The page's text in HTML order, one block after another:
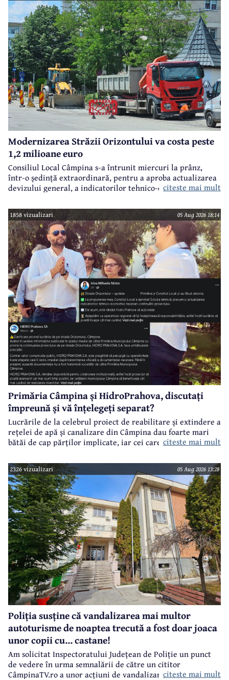
Modernizarea Străzii Orizontului va costa peste
1,2 milioane euro
Consiliul Local Câmpina s-a întrunit miercuri la prânz,
într-o ședință extraordinară, pentru a aproba actualizarea
devizului general, a indicatorilor tehnico-economici și a
realizarea modernizării Străzii Orizontului, obiectiv
finanțat prin Programul Național de Investiții ”Anghel
Saligny”.
citeste mai mult
1858 vizualizari 05 Aug 2026 18:14
Primăria Câmpina și HidroPrahova, discutați
împreună și vă înțelegeți separat?
Lucrările de la celebrul proiect de reabilitare și extindere a
rețelei de apă și canalizare din Câmpina dau foarte mari
bătăi de cap părților implicate, iar cei care suferă sunt
Orizontului.
citeste mai mult
2326 vizualizari 05 Aug 2026 13:28
Poliția susține că vandalizarea mai multor
autoturisme de noaptea trecută a fost doar joaca
unor copii cu... castane!
Am solicitat Inspectoratului Județean de Poliție un punct
de vedere în urma semnalării de către un cititor
CâmpinaTV.ro a unor acțiuni de vandalizare a unorciteste mai mult